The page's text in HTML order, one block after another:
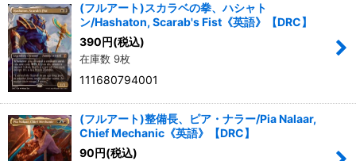
(フルアート)スカラベの拳、ハシャト
ン/Hashaton, Scarab's Fist《英語》【DRC】
390円(税込)
在庫数 9枚
111680794001
(フルアート)整備長、ピア・ナラー/Pia Nalaar,
Chief Mechanic《英語》【DRC】
90円(税込)